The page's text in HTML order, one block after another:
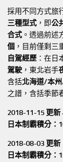
採用不同方式旅
三種型式 ，即公
合式 。透過前述
個 ，目前僅剩三
自駕經歷 ：在日
駕駛 ，東北岩手
含括北海道/本
之譜，含括季節
2018-11-15 更
日本制霸積分：
2018-08-03 更新
日本制霸積分：